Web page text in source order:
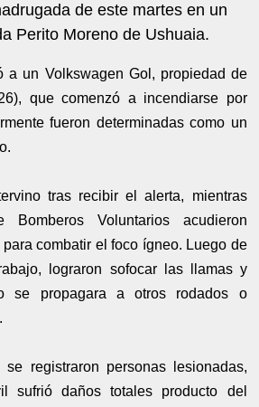
de este martes en un
Perito Moreno de Ushuaia.
a un Volkswagen Gol, propiedad de
que comenzó a incendiarse por
fueron determinadas como un
tras recibir el alerta, mientras
Bomberos Voluntarios acudieron
combatir el foco ígneo. Luego de
lograron sofocar las llamas y
se propagara a otros rodados o
se registraron personas lesionadas,
sufrió daños totales producto del